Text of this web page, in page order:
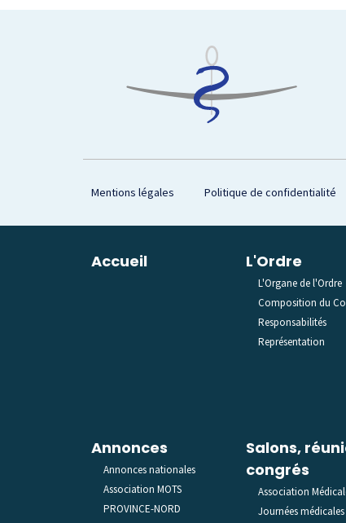
Mentions légales Politique de confidentialité
Accueil L'Ordre
L'Organe de l'Ordre
Composition du
Responsabilités
Représentation
Annonces
Annonces nationales
Association MOTS
PROVINCE-NORD
Salons,
congrés
Association
Journées médicales